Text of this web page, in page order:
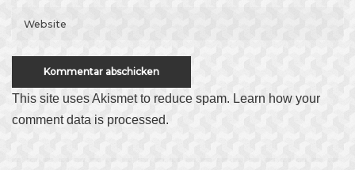
This site uses Akismet to reduce spam. Learn how your
comment data is processed.